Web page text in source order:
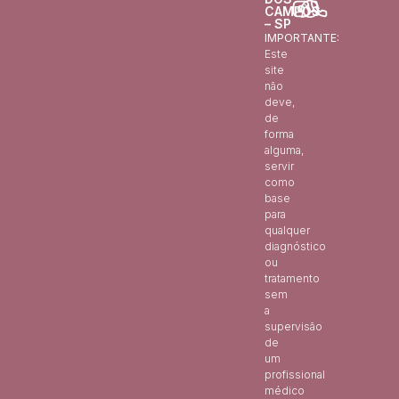
CAMPOS
– SP
IMPORTANTE:
Este
site
não
deve,
de
forma
alguma,
servir
como
base
para
qualquer
diagnóstico
ou
tratamento
sem
a
supervisão
de
um
profissional
médico